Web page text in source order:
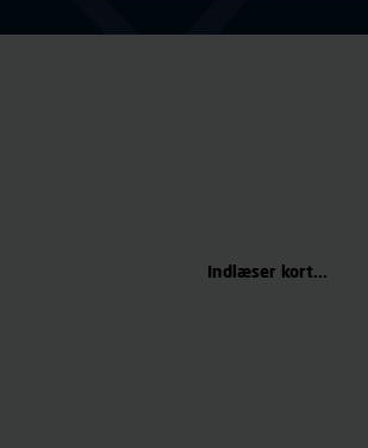
Indlæser kort...